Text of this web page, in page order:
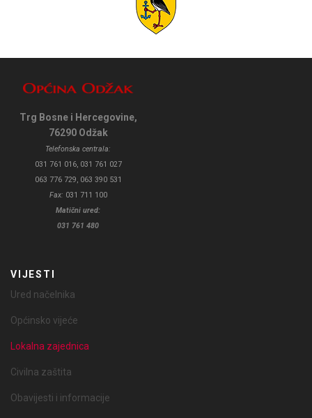
Trg Bosne i Hercegovine,
76290 Odžak
Telefonska centrala:
031 761 016, 031 761 027
063 776 729, 063 390 531
Fax: 031 711 100
Matični ured:
031 761 480
VIJESTI
Ured načelnika
Općinsko vijeće
Lokalna zajednica
Civilna zaštita
Obavijesti i informacije